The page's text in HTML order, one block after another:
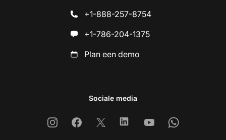
+1-888-257-8754
+1-786-204-1375
Plan een demo
Sociale media
InstagramFacebook
X LinkedinYoutubeWhatsapp